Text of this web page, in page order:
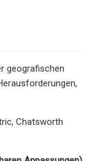
geografischen
Chatsworth